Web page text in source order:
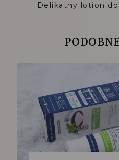
Delikatny lotion